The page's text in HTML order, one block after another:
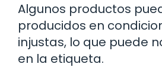
Algunos productos
producidos en
injustas, lo que puede
en la etiqueta.